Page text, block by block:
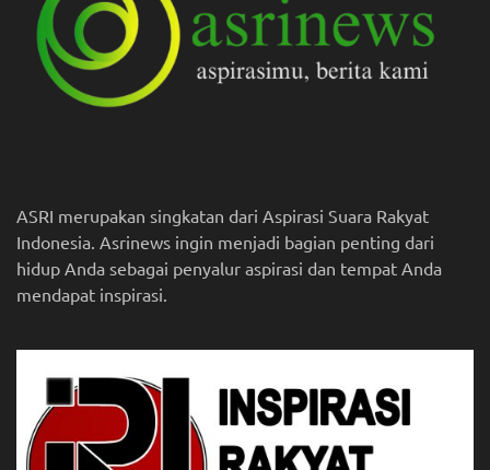
ASRI merupakan singkatan dari Aspirasi Suara Rakyat
Indonesia. Asrinews ingin menjadi bagian penting dari
hidup Anda sebagai penyalur aspirasi dan tempat Anda
mendapat inspirasi.